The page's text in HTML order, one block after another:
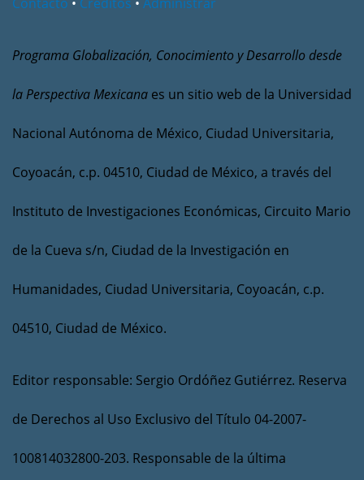
Programa Globalización, Conocimiento y Desarrollo desde
la Perspectiva Mexicana es un sitio web de la Universidad
Nacional Autónoma de México, Ciudad Universitaria,
Coyoacán, c.p. 04510, Ciudad de México, a través del
Instituto de Investigaciones Económicas, Circuito Mario
de la Cueva s/n, Ciudad de la Investigación en
Humanidades, Ciudad Universitaria, Coyoacán, c.p.
04510, Ciudad de México.
Editor responsable: Sergio Ordóñez Gutiérrez. Reserva
de Derechos al Uso Exclusivo del Título 04-2007-
100814032800-203. Responsable de la última